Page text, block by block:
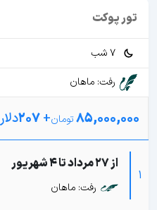
تور پوکت
7 شب
رفت: ماهان
85,000,000
+
207دلار
1
از 27 مرداد تا 4 شهریور
رفت: ماهان